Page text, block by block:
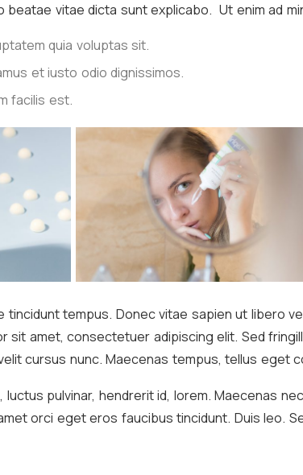
vitae dicta sunt explicabo. Ut enim ad
quia voluptas sit.
et iusto odio dignissimos.
facilis est.
tempus. Donec vitae sapien ut libero
sit amet, consectetuer adipiscing elit. Sed
cursus nunc. Maecenas tempus, tellus eget
luctus pulvinar, hendrerit id, lorem. Maecenas
orci eget eros faucibus tincidunt. Duis leo.